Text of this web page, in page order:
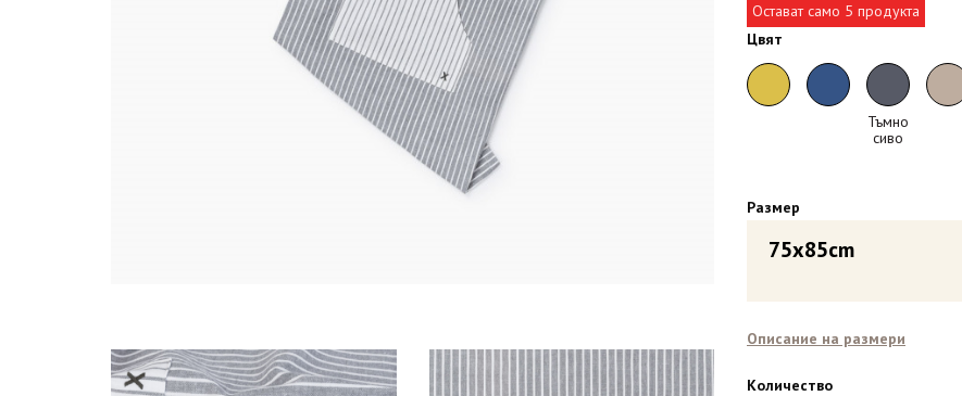
Остават само 5 продукта
Цвят
Тъмно
сиво
Размер
75x85cm
Описание на размери
Количество